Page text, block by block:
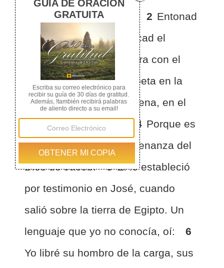
júbilo al Dios de Jacob.
2 Entonad
canto de alabanza, y tocad el
pandero, la melodiosa lira con el
arpa.
3 Tocad la trompeta en la
luna nueva, en la luna llena, en el
día de nuestra fiesta.
4 Porque es
estatuto para Israel, ordenanza del
Dios de Jacob.
5 El lo estableció
por testimonio en José, cuando
salió sobre la tierra de Egipto. Un
lenguaje que yo no conocía, oí:
6
Yo libré su hombro de la carga, sus